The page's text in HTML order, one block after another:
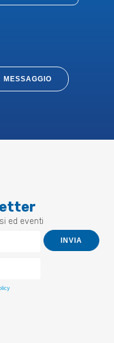
MESSAGGIO
ed eventi
INVIA